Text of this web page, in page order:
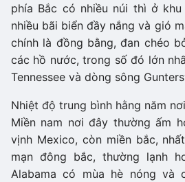
phía Bắc có nhiều núi thì ở
nhiều bãi biển đầy nắng và gió
chính là đồng bằng, đan chéo
các hồ nước, trong số đó lớn
Tennessee và dòng sông
Nhiệt độ trung bình hằng năm
Miền nam nơi đây thường ấm
vịnh Mexico, còn miền bắc,
mạn đông bắc, thường lạnh
Alabama có mùa hè nóng và